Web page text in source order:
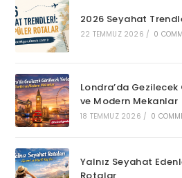
2026 Seyahat
22 TEMMUZ 2026 / 0
Londra’da
ve Modern Mekanlar
18 TEMMUZ 2026 / 0
Yalnız Seyahat